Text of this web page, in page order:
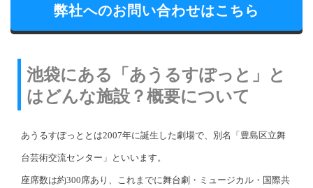
弊社へのお問い合わせはこちら
池袋にある「あうるすぽっと」と
はどんな施設？概要について
あうるすぽっととは2007年に誕生した劇場で、別名「豊島区立舞
台芸術交流センター」といいます。
座席数は約300席あり、これまでに舞台劇・ミュージカル・国際共